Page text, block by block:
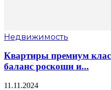
Недвижимость
Квартиры премиум
баланс роскоши и...
11.11.2024